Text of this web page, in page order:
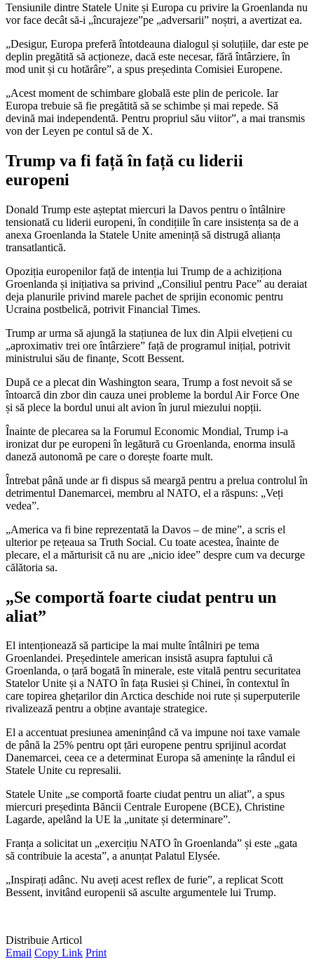
Tensiunile dintre Statele Unite și Europa cu privire la Groenlanda nu
vor face decât să-i „încurajeze”pe „adversarii” noștri, a avertizat ea.
„Desigur, Europa preferă întotdeauna dialogul și soluțiile, dar este pe
deplin pregătită să acționeze, dacă este necesar, fără întârziere, în
mod unit și cu hotărâre”, a spus președinta Comisiei Europene.
„Acest moment de schimbare globală este plin de pericole. Iar
Europa trebuie să fie pregătită să se schimbe și mai repede. Să
devină mai independentă. Pentru propriul său viitor”, a mai transmis
von der Leyen pe contul să de X.
Trump va fi față în față cu liderii
europeni
Donald Trump este așteptat miercuri la Davos pentru o întâlnire
tensionată cu liderii europeni, în condițiile în care insistența sa de a
anexa Groenlanda la Statele Unite amenință să distrugă alianța
transatlantică.
Opoziția europenilor față de intenția lui Trump de a achiziționa
Groenlanda și inițiativa sa privind „Consiliul pentru Pace” au deraiat
deja planurile privind marele pachet de sprijin economic pentru
Ucraina postbelică, potrivit Financial Times.
Trump ar urma să ajungă la stațiunea de lux din Alpii elvețieni cu
„aproximativ trei ore întârziere” față de programul inițial, potrivit
ministrului său de finanțe, Scott Bessent.
După ce a plecat din Washington seara, Trump a fost nevoit să se
întoarcă din zbor din cauza unei probleme la bordul Air Force One
și să plece la bordul unui alt avion în jurul miezului nopții.
Înainte de plecarea sa la Forumul Economic Mondial, Trump i-a
ironizat dur pe europeni în legătură cu Groenlanda, enorma insulă
daneză autonomă pe care o dorește foarte mult.
Întrebat până unde ar fi dispus să meargă pentru a prelua controlul în
detrimentul Danemarcei, membru al NATO, el a răspuns: „Veți
vedea”.
„America va fi bine reprezentată la Davos – de mine”, a scris el
ulterior pe rețeaua sa Truth Social. Cu toate acestea, înainte de
plecare, el a mărturisit că nu are „nicio idee” despre cum va decurge
călătoria sa.
„Se comportă foarte ciudat pentru un
aliat”
El intenționează să participe la mai multe întâlniri pe tema
Groenlandei. Președintele american insistă asupra faptului că
Groenlanda, o țară bogată în minerale, este vitală pentru securitatea
Statelor Unite și a NATO în fața Rusiei și Chinei, în contextul în
care topirea ghețarilor din Arctica deschide noi rute și superputerile
rivalizează pentru a obține avantaje strategice.
El a accentuat presiunea amenințând că va impune noi taxe vamale
de până la 25% pentru opt țări europene pentru sprijinul acordat
Danemarcei, ceea ce a determinat Europa să amenințe la rândul ei
Statele Unite cu represalii.
Statele Unite „se comportă foarte ciudat pentru un aliat”, a spus
miercuri președinta Băncii Centrale Europene (BCE), Christine
Lagarde, apelând la UE la „unitate și determinare”.
Franța a solicitat un „exercițiu NATO în Groenlanda” și este „gata
să contribuie la acesta”, a anunțat Palatul Elysée.
„Inspirați adânc. Nu aveți acest reflex de furie”, a replicat Scott
Bessent, invitând europenii să asculte argumentele lui Trump.
Distribuie Articol
Email Copy Link Print